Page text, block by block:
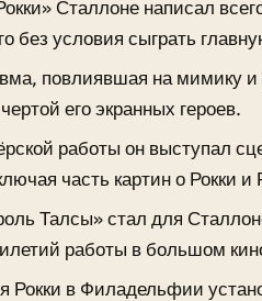
Сталлоне написал
без условия сыграть
повлиявшая на мимику
его экранных героев.
работы он выступал
часть картин о Рокки и
Талсы» стал для
работы в большом
Рокки в Филадельфии